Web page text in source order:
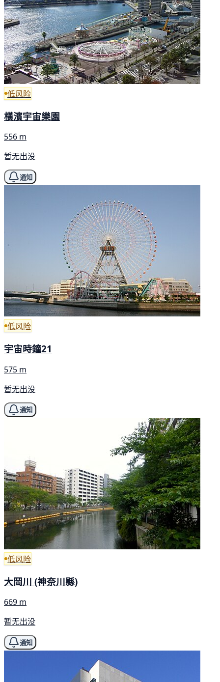
低风险
橫濱宇宙樂園
556 m
暂无出没
通知
低风险
宇宙時鐘21
575 m
暂无出没
通知
低风险
大岡川 (神奈川縣)
669 m
暂无出没
通知